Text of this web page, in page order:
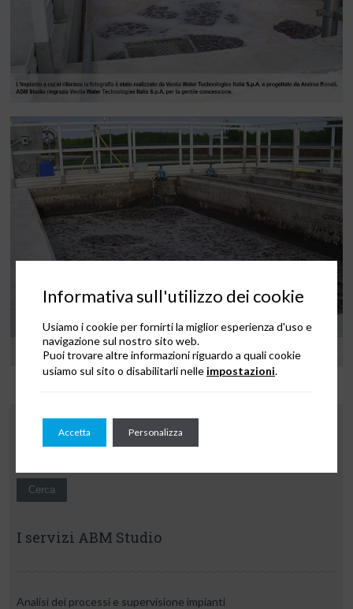
Ricerca per:
I servizi ABM Studio
Analisi dei processi e supervisione impianti
Informativa sull'utilizzo dei cookie
Usiamo i cookie per fornirti la miglior esperienza d'uso e
navigazione sul nostro sito web.
Puoi trovare altre informazioni riguardo a quali cookie
usiamo sul sito o disabilitarli nelle impostazioni.
Accetta Personalizza